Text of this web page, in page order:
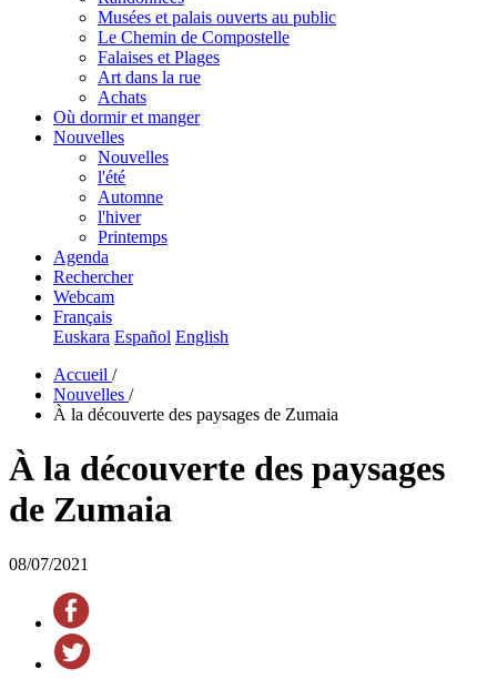
Musées et palais ouverts au public
Le Chemin de Compostelle
Falaises et Plages
Art dans la rue
Achats
Où dormir et manger
Nouvelles
Nouvelles
l'été
Automne
l'hiver
Printemps
Agenda
Rechercher
Webcam
Français
Euskara Español English
Accueil /
Nouvelles /
À la découverte des paysages de Zumaia
À la découverte des paysages
de Zumaia
08/07/2021